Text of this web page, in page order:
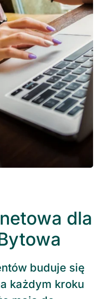
dla
buduje się
każdym kroku